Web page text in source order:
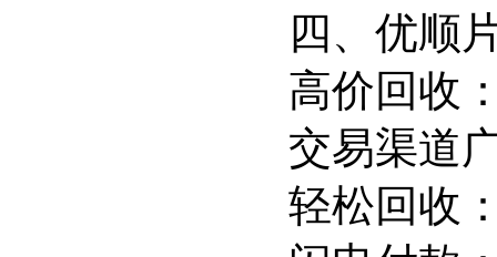
四、优顺
高价回收
交易渠道
轻松回收